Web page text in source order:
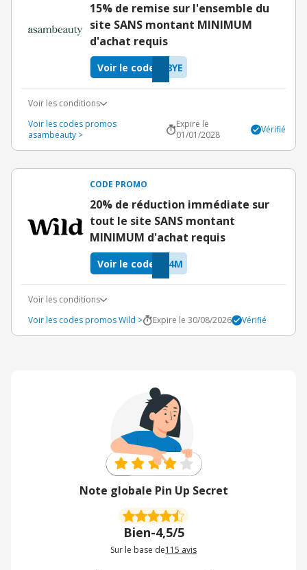
15% de remise sur l'ensemble du
site SANS montant MINIMUM
d'achat requis
8YE
Voir le code
Voir les conditions
Voir les codes promos
asambeauty >
Expire le
01/01/2028
Vérifié
CODE PROMO
20% de réduction immédiate sur
tout le site SANS montant
MINIMUM d'achat requis
F4M
Voir le code
Voir les conditions
Voir les codes promos Wild >
Expire le 30/08/2026 Vérifié
Note globale Pin Up Secret
Bien-4,5/5
Sur le base de115 avis